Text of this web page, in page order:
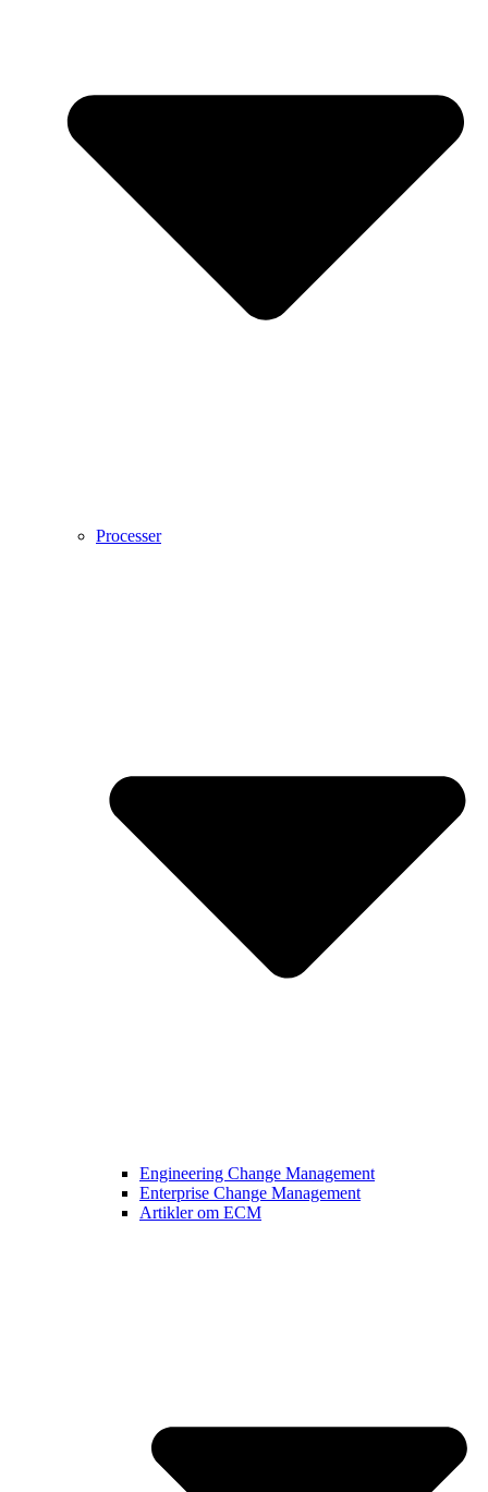
Processer
Engineering Change Management
Enterprise Change Management
Artikler om ECM